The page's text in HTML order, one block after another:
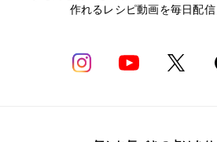
作れるレシピ動画を毎日配信